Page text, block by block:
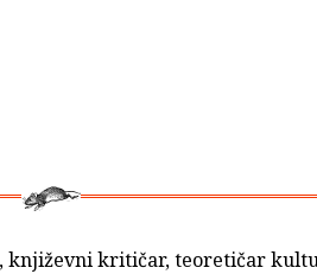
književni kritičar, teoretičar